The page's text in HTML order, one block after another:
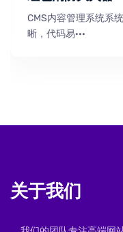
CMS内容管理系统系
晰，代码易···
关于我们